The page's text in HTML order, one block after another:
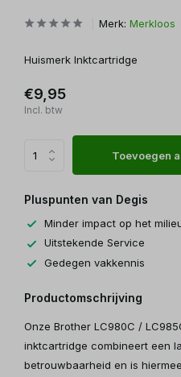
Merk: Merkloos
Huismerk Inktcartridge
€9,95
Incl. btw
Toevoegen
Pluspunten van Degis
Minder impact op het
Uitstekende Service
Gedegen vakkennis
Productomschrijving
Onze Brother LC980C /
inktcartridge combineert een
betrouwbaarheid en is